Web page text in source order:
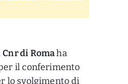
Cnr di Romaha
il conferimento
lo svolgimento di